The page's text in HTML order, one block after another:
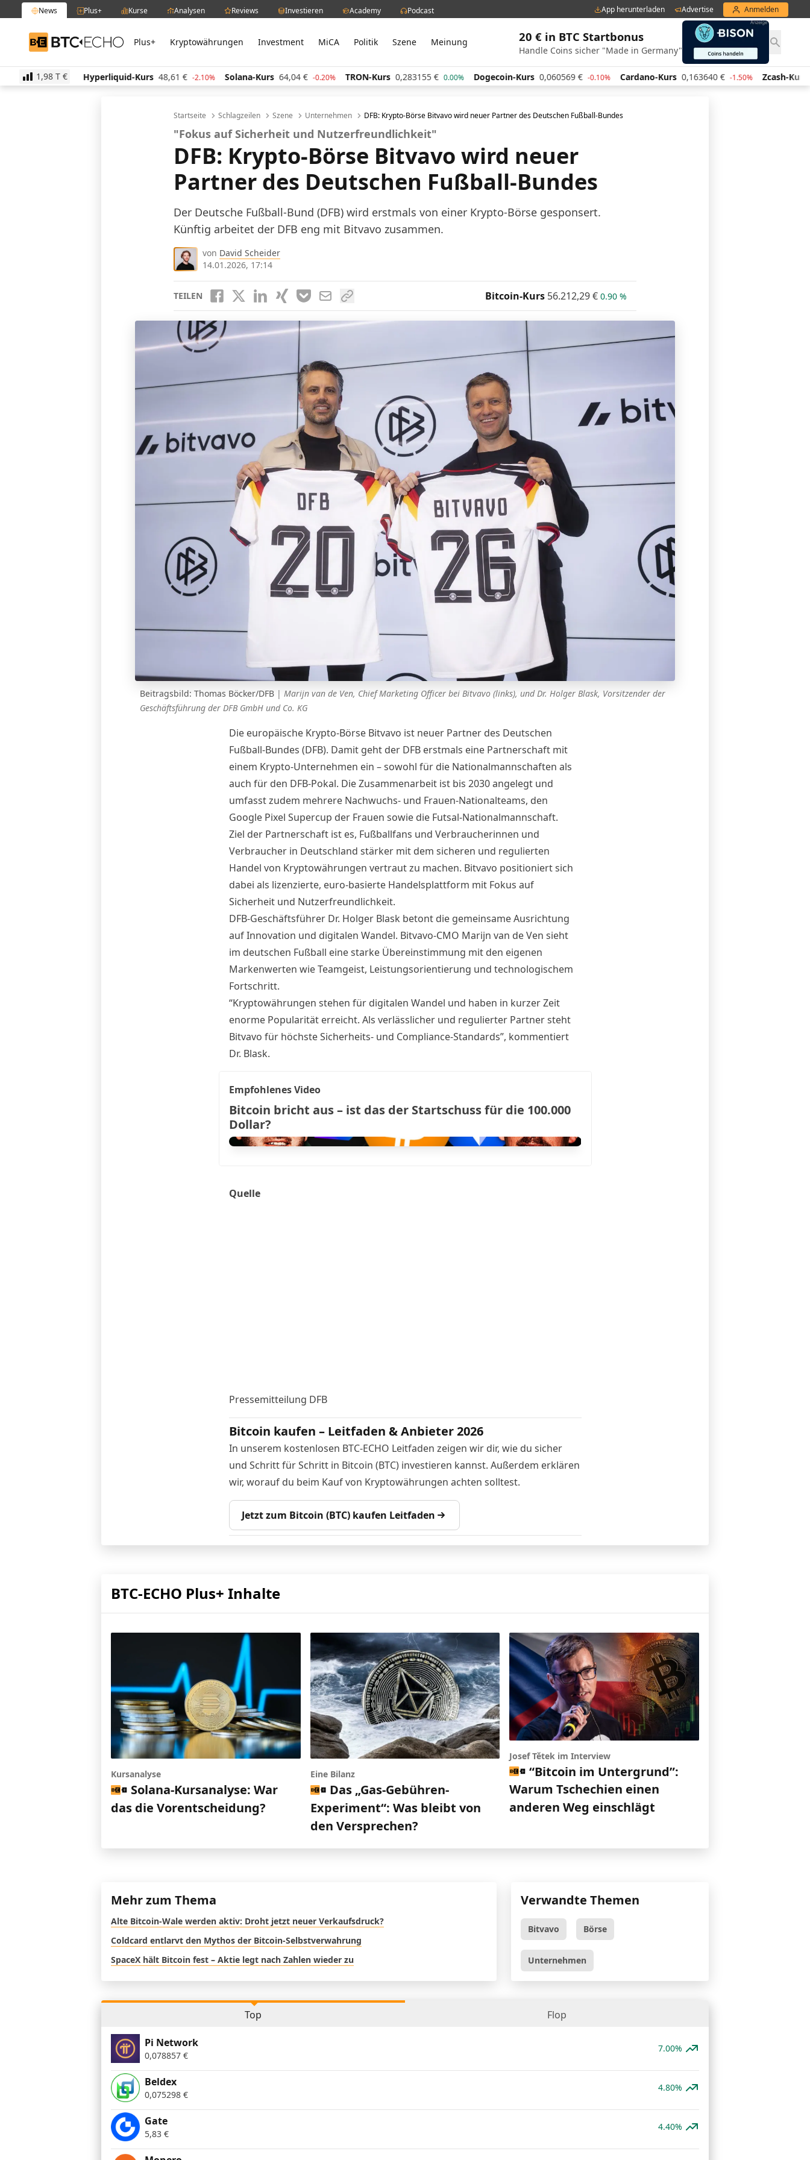
News Plus+ Kurse Analysen Reviews Investieren Academy Podcast App herunterladen Advertise Anmelden
BTC-ECHO Plus+ Kryptowährungen Investment MiCA Politik Szene Meinung 20 € in BTC Startbonus
Handle Coins sicher "Made in Germany"
1,98 T €
-1.00% Hyperliquid-Kurs 48,61 € -2.10% Solana-Kurs 64,04 € -0.20% TRON-Kurs 0,283155 € 0.00% Dogecoin-Kurs 0,060569 € -0.10% Cardano-Kurs 0,163640 € -1.50% Zcash-Kurs 438,20
Startseite Schlagzeilen Szene Unternehmen DFB: Krypto-Börse Bitvavo wird neuer Partner des Deutschen Fußball-Bundes
"Fokus auf Sicherheit und Nutzerfreundlichkeit"
DFB: Krypto-Börse Bitvavo wird neuer
Partner des Deutschen Fußball-Bundes
Der Deutsche Fußball-Bund (DFB) wird erstmals von einer Krypto-Börse gesponsert.
Künftig arbeitet der DFB eng mit Bitvavo zusammen.
von David Scheider
14.01.2026, 17:14
TEILEN Bitcoin-Kurs 56.212,29€ 0.90 %
Beitragsbild: Thomas Böcker/DFB | Marijn van de Ven, Chief Marketing Officer bei Bitvavo (links), und Dr. Holger Blask, Vorsitzender der
Geschäftsführung der DFB GmbH und Co. KG
Die europäische Krypto-Börse Bitvavo ist neuer Partner des Deutschen
Fußball-Bundes (DFB). Damit geht der DFB erstmals eine Partnerschaft mit
einem Krypto-Unternehmen ein – sowohl für die Nationalmannschaften als
auch für den DFB-Pokal. Die Zusammenarbeit ist bis 2030 angelegt und
umfasst zudem mehrere Nachwuchs- und Frauen-Nationalteams, den
Google Pixel Supercup der Frauen sowie die Futsal-Nationalmannschaft.
Ziel der Partnerschaft ist es, Fußballfans und Verbraucherinnen und
Verbraucher in Deutschland stärker mit dem sicheren und regulierten
Handel von Kryptowährungen vertraut zu machen. Bitvavo positioniert sich
dabei als lizenzierte, euro-basierte Handelsplattform mit Fokus auf
Sicherheit und Nutzerfreundlichkeit.
DFB-Geschäftsführer Dr. Holger Blask betont die gemeinsame Ausrichtung
auf Innovation und digitalen Wandel. Bitvavo-CMO Marijn van de Ven sieht
im deutschen Fußball eine starke Übereinstimmung mit den eigenen
Markenwerten wie Teamgeist, Leistungsorientierung und technologischem
Fortschritt.
“Kryptowährungen stehen für digitalen Wandel und haben in kurzer Zeit
enorme Popularität erreicht. Als verlässlicher und regulierter Partner steht
Bitvavo für höchste Sicherheits- und Compliance-Standards”, kommentiert
Dr. Blask.
Empfohlenes Video
Bitcoin bricht aus – ist das der Startschuss für die 100.000
Dollar?
Quelle
Pressemitteilung DFB
Bitcoin kaufen – Leitfaden & Anbieter 2026
In unserem kostenlosen BTC-ECHO Leitfaden zeigen wir dir, wie du sicher
und Schritt für Schritt in Bitcoin (BTC) investieren kannst. Außerdem erklären
wir, worauf du beim Kauf von Kryptowährungen achten solltest.
Jetzt zum Bitcoin (BTC) kaufen Leitfaden
BTC-ECHO Plus+ Inhalte
Kursanalyse
Solana-Kursanalyse: War
das die Vorentscheidung?
Eine Bilanz
Das „Gas-Gebühren-
Experiment“: Was bleibt von
den Versprechen?
Josef Tětek im Interview
“Bitcoin im Untergrund”:
Warum Tschechien einen
anderen Weg einschlägt
Mehr zum Thema
Alte Bitcoin-Wale werden aktiv: Droht jetzt neuer Verkaufsdruck?
Coldcard entlarvt den Mythos der Bitcoin-Selbstverwahrung
SpaceX hält Bitcoin fest – Aktie legt nach Zahlen wieder zu
Verwandte Themen
Bitvavo Börse
Unternehmen
Top Flop
Pi Network
0,078857 €
7.00%
Beldex
0,075298 €
4.80%
Gate
5,83 €
4.40%